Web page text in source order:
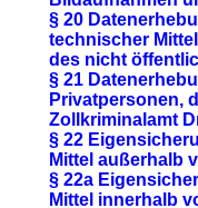
§ 20
technischer
des nicht
§ 21
Privatpersonen,
Zollkriminalamt
§ 22
Mittel außerhalb
§ 22a
Mittel innerhalb